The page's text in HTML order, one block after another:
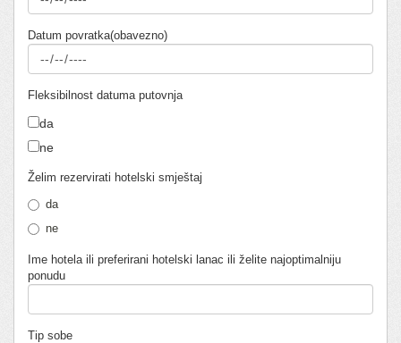
Datum povratka(obavezno)
Fleksibilnost datuma putovnja
da
ne
Želim rezervirati hotelski smještaj
da
ne
Ime hotela ili preferirani hotelski lanac ili želite najoptimalniju
ponudu
Tip sobe